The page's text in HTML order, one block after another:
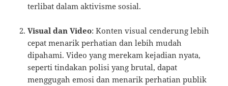
terlibat dalam aktivisme sosial.
Visual dan Video: Konten visual cenderung lebih
cepat menarik perhatian dan lebih mudah
dipahami. Video yang merekam kejadian nyata,
seperti tindakan polisi yang brutal, dapat
menggugah emosi dan menarik perhatian publik